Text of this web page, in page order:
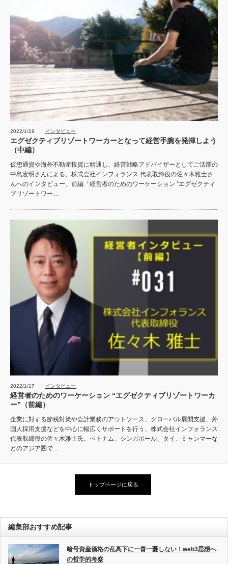
2022/1/19 インタビュー
エグゼクティブリゾートワーカーとなって経営手腕を発揮しよう
（中編）
仮想通貨や海外不動産投資に精通し、経営戦略アドバイザーとしてご活躍の
中島宏明さんによる、株式会社インフォランス 代表取締役の佐々木雅士さ
んへのインタビュー。前編「経営者のためのワーケーション “エグゼクティ
ブリゾートワー…
2022/1/17 インタビュー
経営者のためのワーケーション “エグゼクティブリゾートワーカ
ー”（前編）
企業に対する節税対策や会計業務のアウトソース、グローバル展開支援、外
国人採用支援などを中心に幅広くサポートを行う、株式会社インフォランス
代表取締役の佐々木雅士氏。ベトナム、シンガポール、タイ、ミャンマーな
どのアジア圏で…
トップページに戻る
編集部おすすめ記事
暗号資産価格の乱高下に一喜一憂しない！web3思想へ
の哲学的考察